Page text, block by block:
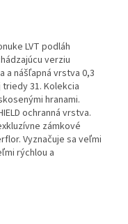
LVT podláh
verziu
a nášľapná vrstva 0,3
31. Kolekcia
hranami.
ochranná vrstva.
zámkové
Vyznačuje sa veľmi
rýchlou a